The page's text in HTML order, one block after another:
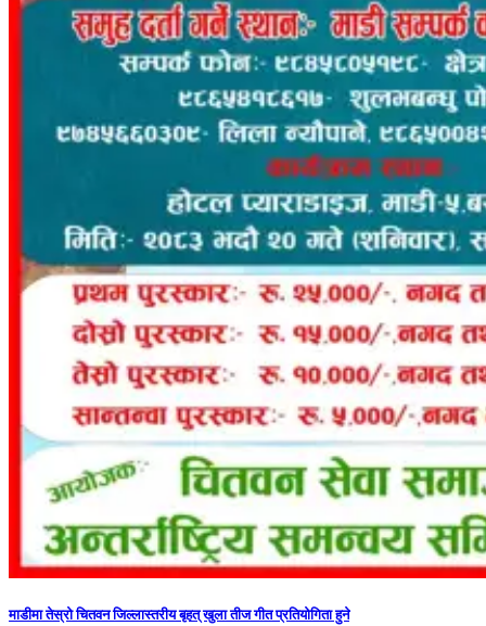
माडीमा तेस्रो चितवन जिल्लास्तरीय बृहत् खुला तीज गीत प्रतियोगिता हुने